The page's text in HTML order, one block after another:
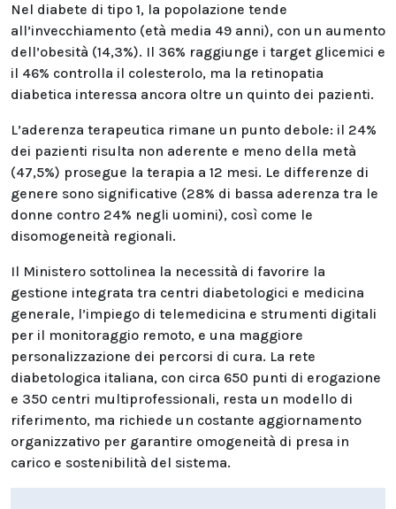
Nel diabete di tipo 1, la popolazione tende
all’invecchiamento (età media 49 anni), con un aumento
dell’obesità (14,3%). Il 36% raggiunge i target glicemici e
il 46% controlla il colesterolo, ma la retinopatia
diabetica interessa ancora oltre un quinto dei pazienti.
L’aderenza terapeutica rimane un punto debole: il 24%
dei pazienti risulta non aderente e meno della metà
(47,5%) prosegue la terapia a 12 mesi. Le differenze di
genere sono significative (28% di bassa aderenza tra le
donne contro 24% negli uomini), così come le
disomogeneità regionali.
Il Ministero sottolinea la necessità di favorire la
gestione integrata tra centri diabetologici e medicina
generale, l’impiego di telemedicina e strumenti digitali
per il monitoraggio remoto, e una maggiore
personalizzazione dei percorsi di cura. La rete
diabetologica italiana, con circa 650 punti di erogazione
e 350 centri multiprofessionali, resta un modello di
riferimento, ma richiede un costante aggiornamento
organizzativo per garantire omogeneità di presa in
carico e sostenibilità del sistema.